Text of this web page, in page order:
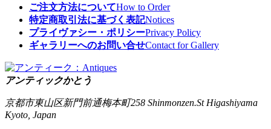
ご注文方法についてHow to Order
特定商取引法に基づく表記Notices
プライヴァシー・ポリシーPrivacy Policy
ギャラリーへのお問い合せContact for Gallery
アンティックかとう
京都市東山区新門前通梅本町258 Shinmonzen.St Higashiyama
Kyoto, Japan